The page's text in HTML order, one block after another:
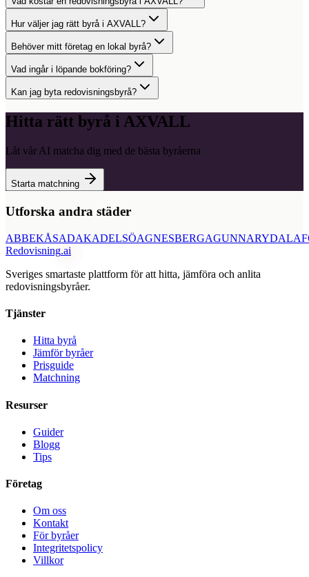
Hur väljer jag rätt byrå i AXVALL?
Behöver mitt företag en lokal byrå?
Vad ingår i löpande bokföring?
Kan jag byta redovisningsbyrå?
Hitta rätt byrå i AXVALL
Låt vår AI matcha dig med de bästa byråerna
Starta matchning
Utforska andra städer
ABBEKÅSADAKADELSÖAGNESBERGAGUNNARYD
Redovisning.ai
Sveriges smartaste plattform för att hitta, jämföra och anlita
redovisningsbyråer.
Tjänster
Hitta byrå
Jämför byråer
Prisguide
Matchning
Resurser
Guider
Blogg
Tips
Företag
Om oss
Kontakt
För byråer
Integritetspolicy
Villkor